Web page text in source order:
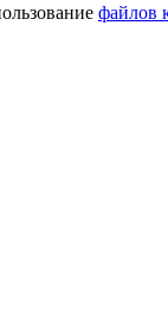
файлов